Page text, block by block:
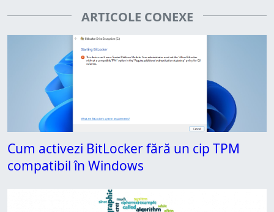
ARTICOLE CONEXE
Cum activezi BitLocker fără un cip TPM
compatibil în Windows